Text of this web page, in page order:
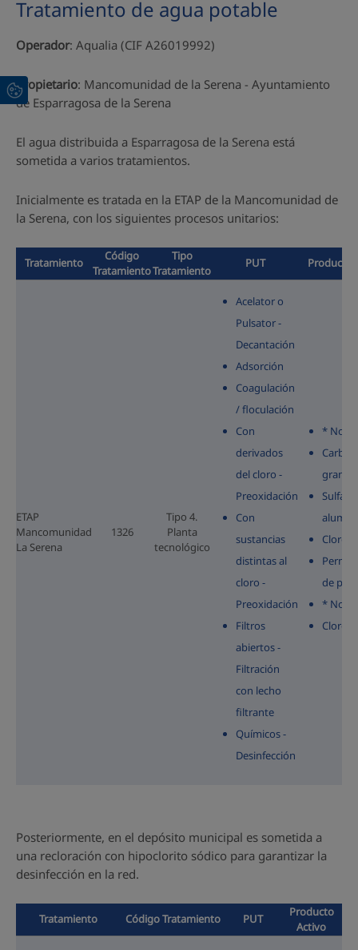
Tratamiento de agua potable
Operador: Aqualia (CIF A26019992)
Propietario: Mancomunidad de la Serena - Ayuntamiento
de Esparragosa de la Serena
El agua distribuida a Esparragosa de la Serena está
sometida a varios tratamientos.
Inicialmente es tratada en la ETAP de la Mancomunidad de
la Serena, con los siguientes procesos unitarios:
Tratamiento
Código
Tratamiento
Tipo
Tratamiento
PUT Producto
ETAP
Mancomunidad
La Serena
1326
Tipo 4.
Planta
tecnológico
Acelator o
Pulsator -
Decantación
Adsorción
Coagulación
/ floculación
Con
derivados
del cloro -
Preoxidación
Con
sustancias
distintas al
cloro -
Preoxidación
Filtros
abiertos -
Filtración
con lecho
filtrante
Químicos -
Desinfección
* No
Sulfato
Cloro
de
* No
Cloro
Posteriormente, en el depósito municipal es sometida a
una recloración con hipoclorito sódico para garantizar la
desinfección en la red.
Tratamiento Código Tratamiento PUT
Producto
Activo